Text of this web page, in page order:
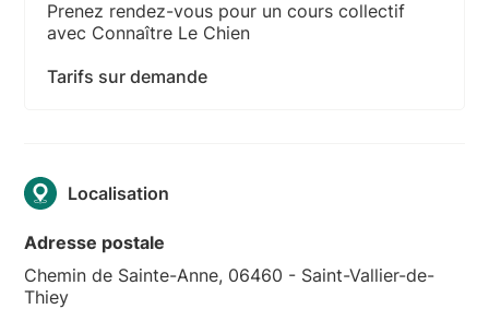
Prenez rendez-vous pour un cours collectif
avec Connaître Le Chien
Tarifs sur demande
Localisation
Adresse postale
Chemin de Sainte-Anne, 06460 - Saint-Vallier-de-
Thiey